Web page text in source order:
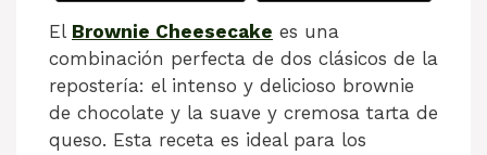
El Brownie Cheesecake es una
combinación perfecta de dos clásicos de la
repostería: el intenso y delicioso brownie
de chocolate y la suave y cremosa tarta de
queso. Esta receta es ideal para los